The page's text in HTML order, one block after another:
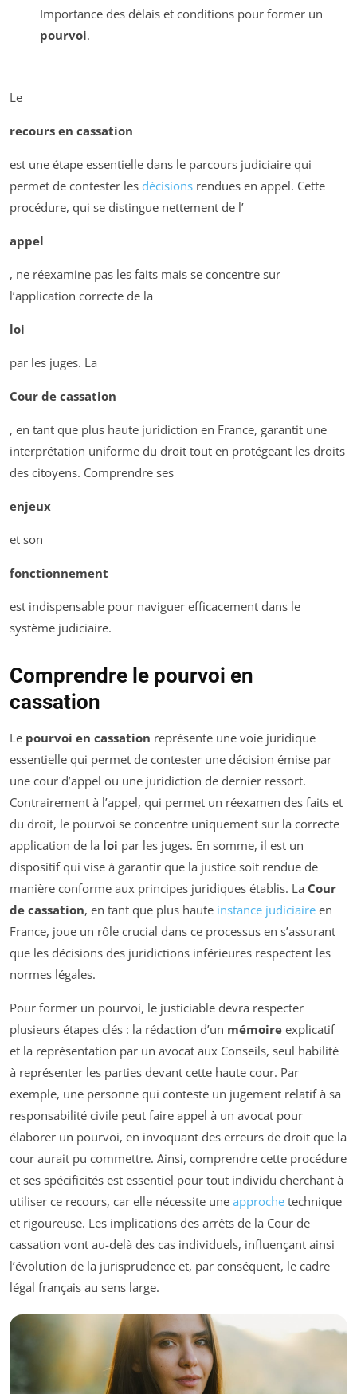
Importance des délais et conditions pour former un
pourvoi.
Le
recours en cassation
est une étape essentielle dans le parcours judiciaire qui
permet de contester les décisions rendues en appel. Cette
procédure, qui se distingue nettement de l’
appel
, ne réexamine pas les faits mais se concentre sur
l’application correcte de la
loi
par les juges. La
Cour de cassation
, en tant que plus haute juridiction en France, garantit une
interprétation uniforme du droit tout en protégeant les droits
des citoyens. Comprendre ses
enjeux
et son
fonctionnement
est indispensable pour naviguer efficacement dans le
système judiciaire.
Comprendre le pourvoi en
cassation
Le pourvoi en cassation représente une voie juridique
essentielle qui permet de contester une décision émise par
une cour d’appel ou une juridiction de dernier ressort.
Contrairement à l’appel, qui permet un réexamen des faits et
du droit, le pourvoi se concentre uniquement sur la correcte
application de la loi par les juges. En somme, il est un
dispositif qui vise à garantir que la justice soit rendue de
manière conforme aux principes juridiques établis. La Cour
de cassation, en tant que plus haute instance judiciaire en
France, joue un rôle crucial dans ce processus en s’assurant
que les décisions des juridictions inférieures respectent les
normes légales.
Pour former un pourvoi, le justiciable devra respecter
plusieurs étapes clés : la rédaction d’un mémoire explicatif
et la représentation par un avocat aux Conseils, seul habilité
à représenter les parties devant cette haute cour. Par
exemple, une personne qui conteste un jugement relatif à sa
responsabilité civile peut faire appel à un avocat pour
élaborer un pourvoi, en invoquant des erreurs de droit que la
cour aurait pu commettre. Ainsi, comprendre cette procédure
et ses spécificités est essentiel pour tout individu cherchant à
utiliser ce recours, car elle nécessite une approche technique
et rigoureuse. Les implications des arrêts de la Cour de
cassation vont au-delà des cas individuels, influençant ainsi
l’évolution de la jurisprudence et, par conséquent, le cadre
légal français au sens large.